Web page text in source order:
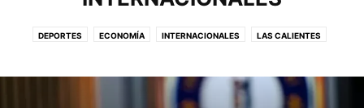
DEPORTES ECONOMÍA INTERNACIONALES LAS CALIENTES